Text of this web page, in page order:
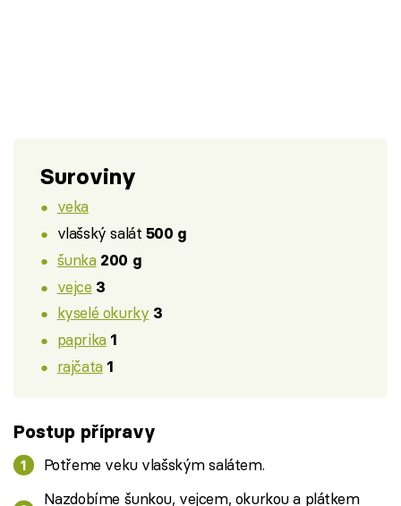
Suroviny
veka
vlašský salát 500 g
šunka 200 g
vejce 3
kyselé okurky 3
paprika 1
rajčata 1
Postup přípravy
Potřeme veku vlašským salátem.
Nazdobíme šunkou, vejcem, okurkou a plátkem